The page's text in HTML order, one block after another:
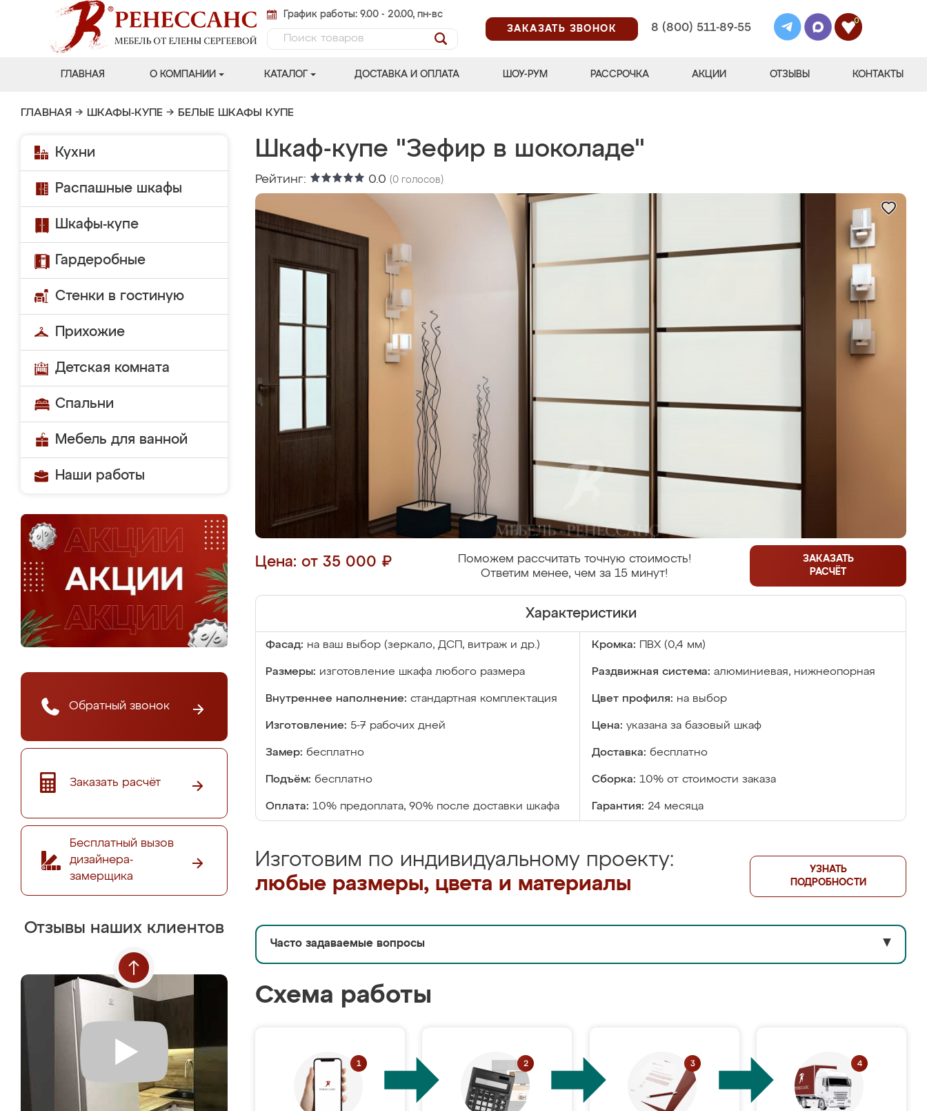
График работы: 9.00 - 20.00, пн-вс
ЗАКАЗАТЬ ЗВОНОК
8 (800) 511-89-55
0
ГЛАВНАЯ О КОМПАНИИ КАТАЛОГ ДОСТАВКА И ОПЛАТА ШОУ-РУМ РАССРОЧКА АКЦИИ ОТЗЫВЫ КОНТАКТЫ
ГЛАВНАЯ → ШКАФЫ-КУПЕ → БЕЛЫЕ ШКАФЫ КУПЕ
Кухни
Распашные шкафы
Шкафы-купе
Гардеробные
Стенки в гостиную
Прихожие
Детская комната
Спальни
Мебель для ванной
Наши работы
Обратный звонок
Заказать расчёт
Бесплатный вызов
дизайнера-
замерщика
Отзывы наших клиентов
Шкаф-купе "Зефир в шоколаде"
Рейтинг: 0.0 (0 голосов)
Цена: от 35 000 ₽
Поможем рассчитать точную стоимость!
Ответим менее, чем за 15 минут!
ЗАКАЗАТЬ
РАСЧЁТ
Характеристики
Фасад: на ваш выбор (зеркало, ДСП, витраж и др.) Кромка: ПВХ (0,4 мм)
Размеры: изготовление шкафа любого размера Раздвижная система: алюминиевая, нижнеопорная
Внутреннее наполнение: стандартная комплектация Цвет профиля: на выбор
Изготовление: 5-7 рабочих дней Цена: указана за базовый шкаф
Замер: бесплатно Доставка: бесплатно
Подъём: бесплатно Сборка: 10% от стоимости заказа
Оплата: 10% предоплата, 90% после доставки шкафа Гарантия: 24 месяца
Изготовим по индивидуальному проекту:
любые размеры, цвета и материалы
УЗНАТЬ
ПОДРОБНОСТИ
Часто задаваемые вопросы ▼
Схема работы